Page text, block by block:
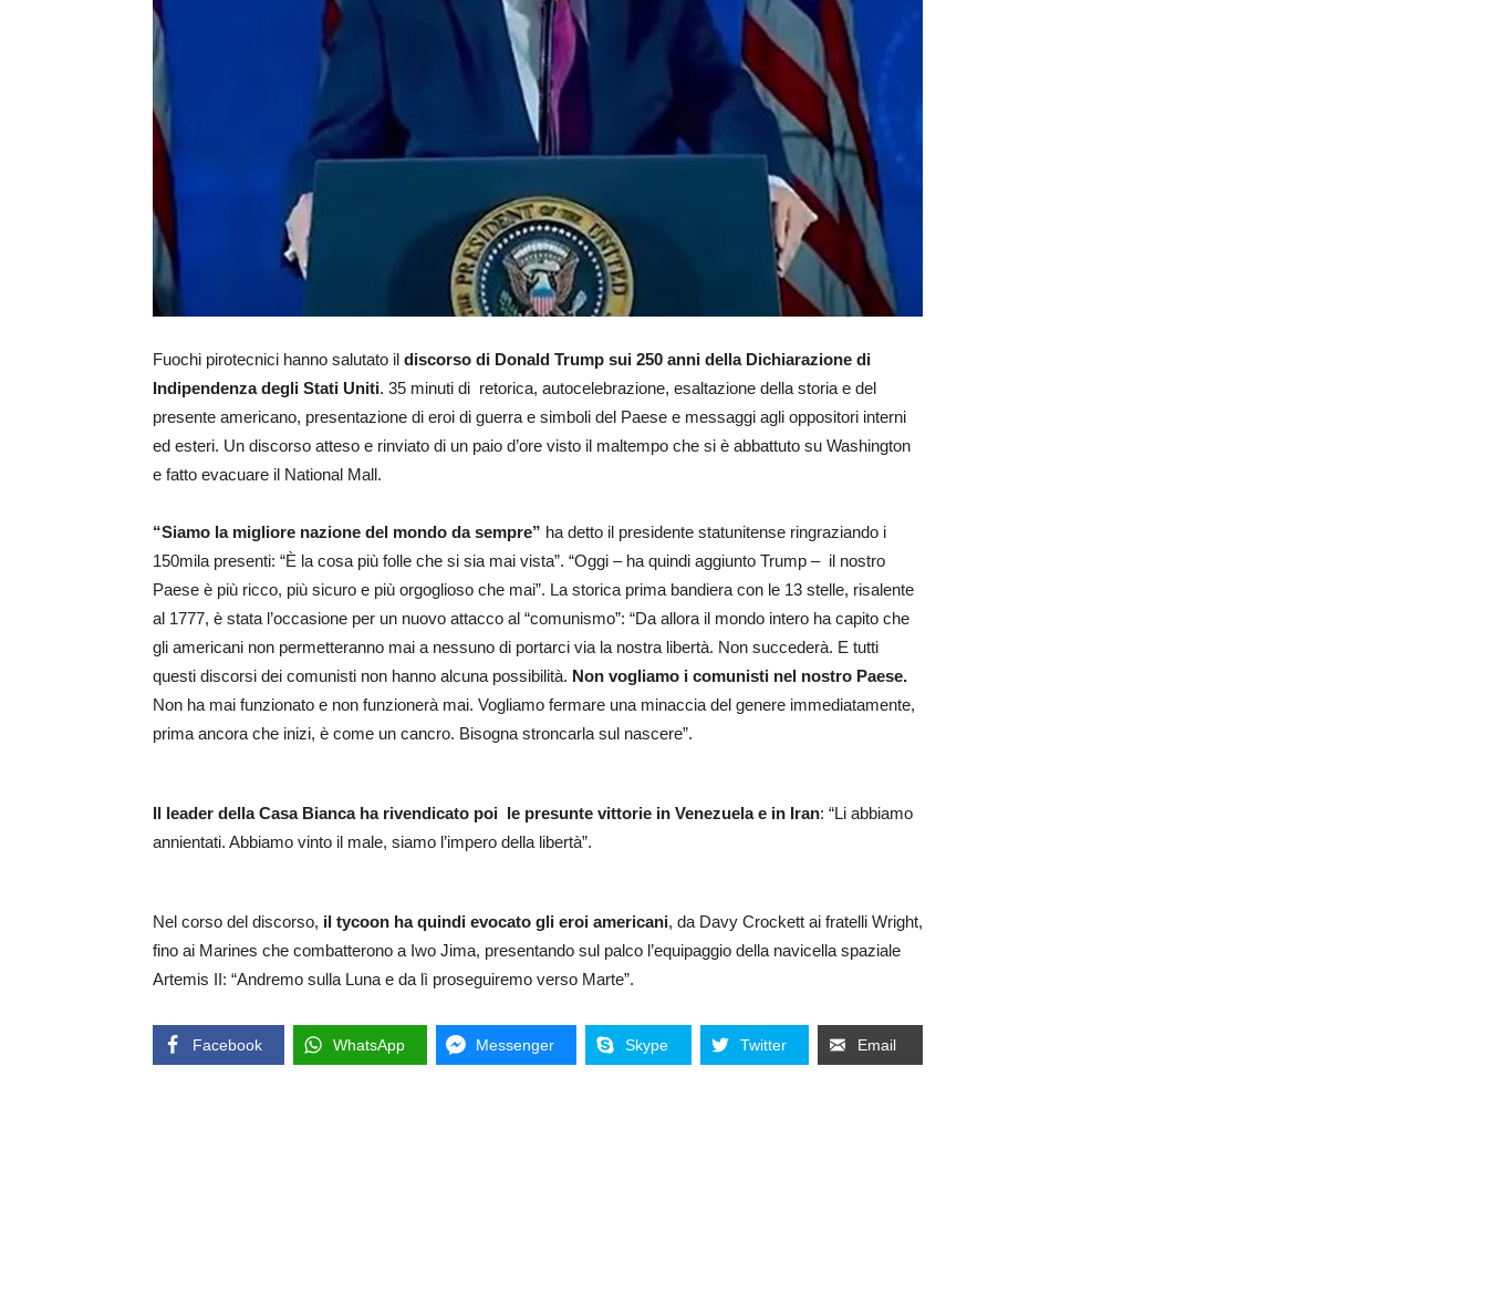
Fuochi pirotecnici hanno salutato il discorso di Donald Trump sui 250 anni della Dichiarazione di
Indipendenza degli Stati Uniti. 35 minuti di retorica, autocelebrazione, esaltazione della storia e del
presente americano, presentazione di eroi di guerra e simboli del Paese e messaggi agli oppositori interni
ed esteri. Un discorso atteso e rinviato di un paio d’ore visto il maltempo che si è abbattuto su Washington
e fatto evacuare il National Mall.
“Siamo la migliore nazione del mondo da sempre” ha detto il presidente statunitense ringraziando i
150mila presenti: “È la cosa più folle che si sia mai vista”. “Oggi – ha quindi aggiunto Trump – il nostro
Paese è più ricco, più sicuro e più orgoglioso che mai”. La storica prima bandiera con le 13 stelle, risalente
al 1777, è stata l’occasione per un nuovo attacco al “comunismo”: “Da allora il mondo intero ha capito che
gli americani non permetteranno mai a nessuno di portarci via la nostra libertà. Non succederà. E tutti
questi discorsi dei comunisti non hanno alcuna possibilità. Non vogliamo i comunisti nel nostro Paese.
Non ha mai funzionato e non funzionerà mai. Vogliamo fermare una minaccia del genere immediatamente,
prima ancora che inizi, è come un cancro. Bisogna stroncarla sul nascere”.
Il leader della Casa Bianca ha rivendicato poi le presunte vittorie in Venezuela e in Iran: “Li abbiamo
annientati. Abbiamo vinto il male, siamo l’impero della libertà”.
Nel corso del discorso, il tycoon ha quindi evocato gli eroi americani, da Davy Crockett ai fratelli Wright,
fino ai Marines che combatterono a Iwo Jima, presentando sul palco l’equipaggio della navicella spaziale
Artemis II: “Andremo sulla Luna e da lì proseguiremo verso Marte”.
Facebook WhatsApp Messenger Skype Twitter Email